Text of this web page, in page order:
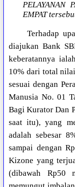
PELAYANAN
EMPAT
Terhadap
diajukan Bank
keberatannya
10% dari total
sesuai dengan
Manusia No. 01
Bagi Kurator Dan
saat itu), yang
adalah sebesar
sampai dengan
Kizone yang
(dibawah Rp50